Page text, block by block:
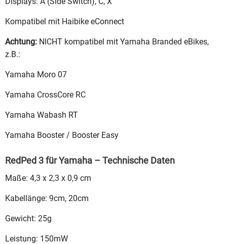
Kompatibel mit Haibike eConnect
Achtung: NICHT kompatibel mit Yamaha Branded eBikes,
z.B.:
Yamaha Moro 07
Yamaha CrossCore RC
Yamaha Wabash RT
Yamaha Booster / Booster Easy
RedPed 3 für Yamaha – Technische Daten
Maße: 4,3 x 2,3 x 0,9 cm
Kabellänge: 9cm, 20cm
Gewicht: 25g
Leistung: 150mW